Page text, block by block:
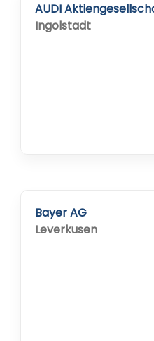
AUDI
Ingolstadt
Bayer AG
Leverkusen